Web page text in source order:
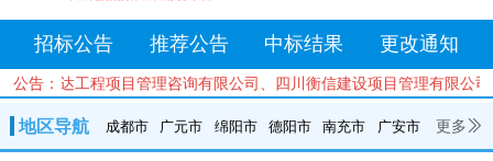
招标公告 推荐公告 中标结果 更改通知
公告：工程项目管理咨询有限公司、四川衡信建设项目管理有限
地区导航 成都市 广元市 绵阳市 德阳市 南充市 广安市 更多